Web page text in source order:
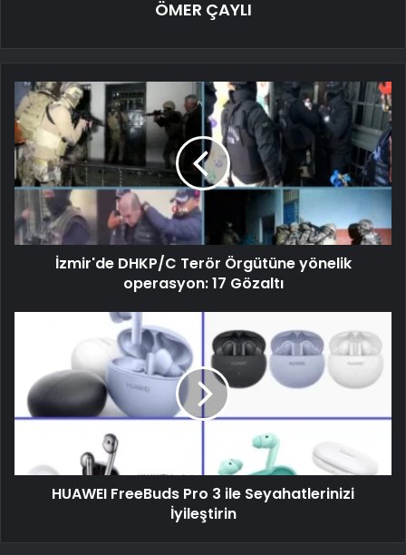
ÖMER ÇAYLI
İzmir'de DHKP/C Terör Örgütüne yönelik
operasyon: 17 Gözaltı
HUAWEI FreeBuds Pro 3 ile Seyahatlerinizi
İyileştirin